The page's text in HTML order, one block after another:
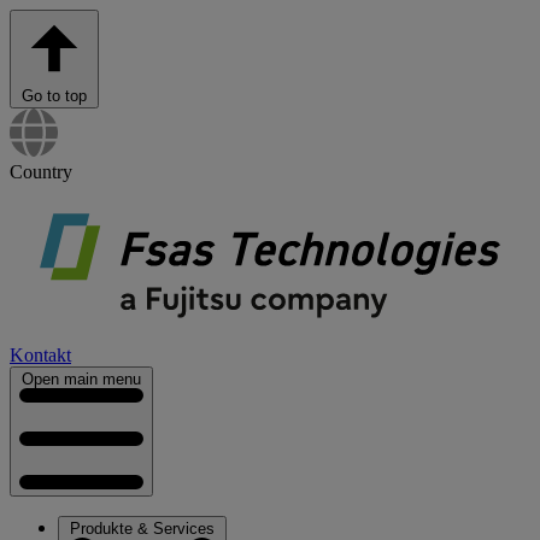
Go to top
Country
Kontakt
Open main menu
Produkte & Services